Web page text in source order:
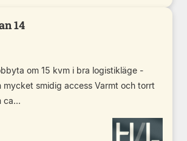
14
om 15 kvm i bra logistikläge -
smidig access Varmt och torrt
ca...